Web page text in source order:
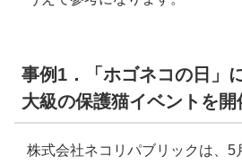
事例1．「ホゴネコの日」
大級の保護猫イベントを開
株式会社ネコリパブリックは、5